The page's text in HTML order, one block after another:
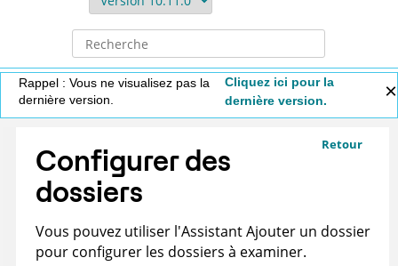
Rappel : Vous ne visualisez pas la
dernière version.
Cliquez ici pour la
dernière version.
Retour
Configurer des
dossiers
Vous pouvez utiliser l'Assistant Ajouter un dossier
pour configurer les dossiers à examiner.